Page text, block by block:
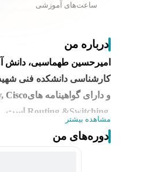
ساعت‌های آموزشی
درباره من
امیرحسین طهماسبی، دانش
کارشناسی دانشکده فنی
و دارای گواهینامه هایCisco
Routing &Switching است
تجربه فعالیت با عناوین
امنیت شبکه شرکت امن
مشاهده بیشتر
دوره‌های من